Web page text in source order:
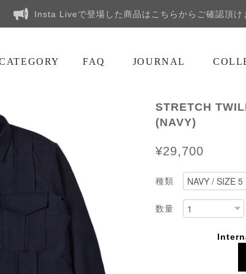
Insta Liveで登場した商品はこちらからご確認頂け
FAQ JOURNAL
STRETCH
(NAVY)
¥29,700
種類
数量